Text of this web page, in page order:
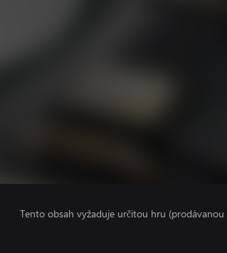
Tento obsah vyžaduje určitou hru (prodávanou